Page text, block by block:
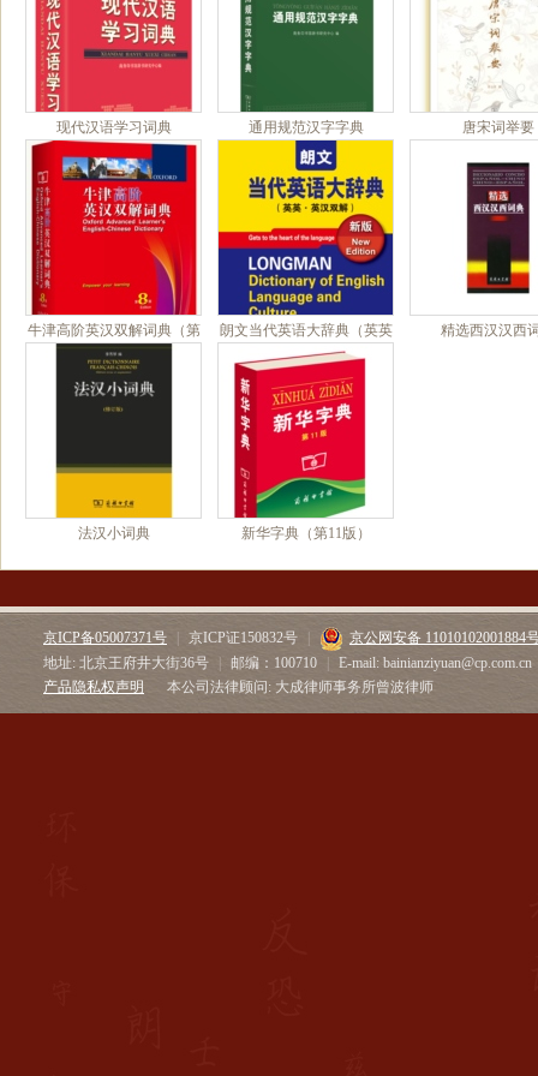
现代汉语学习词典 通用规范汉字字典 唐宋词举要
牛津高阶英汉双解词典（第
8版）
朗文当代英语大辞典（英英
•英汉双解）
精选西汉汉西
法汉小词典 新华字典（第11版）
京ICP备05007371号 京ICP证150832号
京公网安备 11010102001884
地址: 北京王府井大街36号
邮编：100710
E-mail: bainianziyuan@cp.com.cn
产品隐私权声明
本公司法律顾问: 大成律师事务所曾波律师